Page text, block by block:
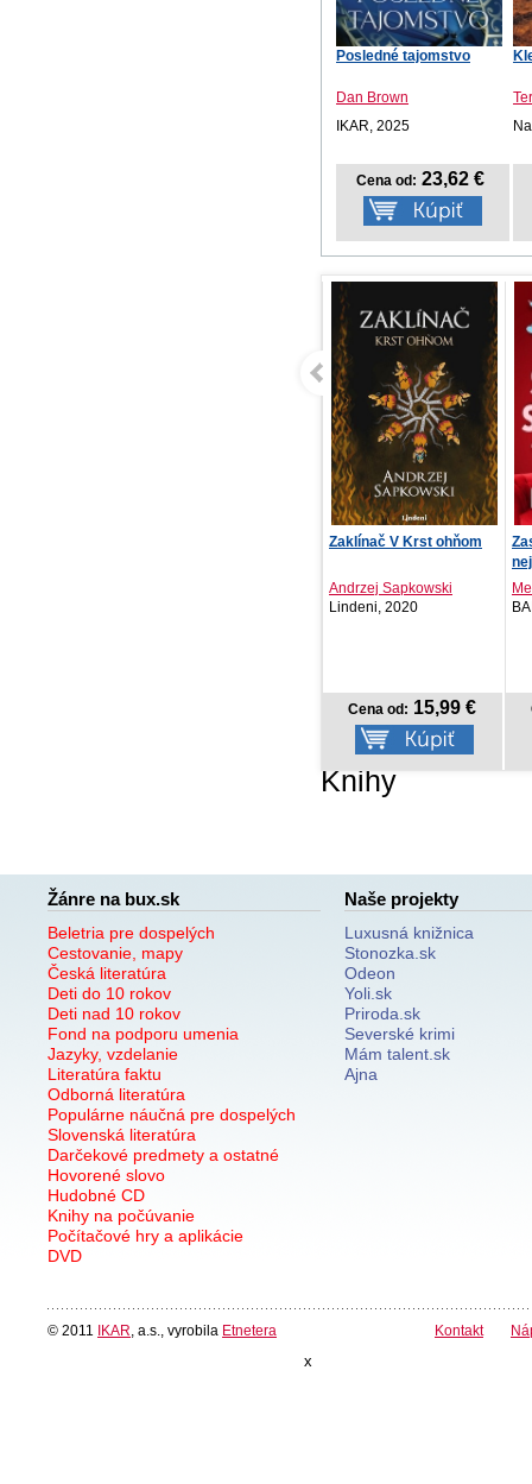
Posledné tajomstvo
Dan Brown
IKAR, 2025
Cena od: 23,62 €
Zaklínač V Krst ohňom
Andrzej Sapkowski
Lindeni, 2020
Cena od: 15,99 €
Knihy
Žánre na bux.sk
Beletria pre dospelých
Cestovanie, mapy
Česká literatúra
Deti do 10 rokov
Deti nad 10 rokov
Fond na podporu umenia
Jazyky, vzdelanie
Literatúra faktu
Odborná literatúra
Populárne náučná pre dospelých
Slovenská literatúra
Darčekové predmety a ostatné
Hovorené slovo
Hudobné CD
Knihy na počúvanie
Počítačové hry a aplikácie
DVD
Naše projekty
Luxusná knižnica
Stonozka.sk
Odeon
Yoli.sk
Priroda.sk
Severské krimi
Mám talent.sk
Ajna
© 2011 IKAR , a.s., vyrobila Etnetera Kontakt
x